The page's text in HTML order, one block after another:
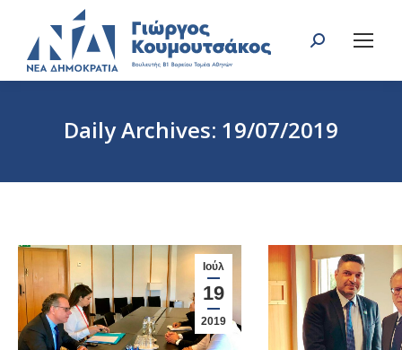
Search:
Daily Archives: 19/07/2019
Ιούλ
19
2019